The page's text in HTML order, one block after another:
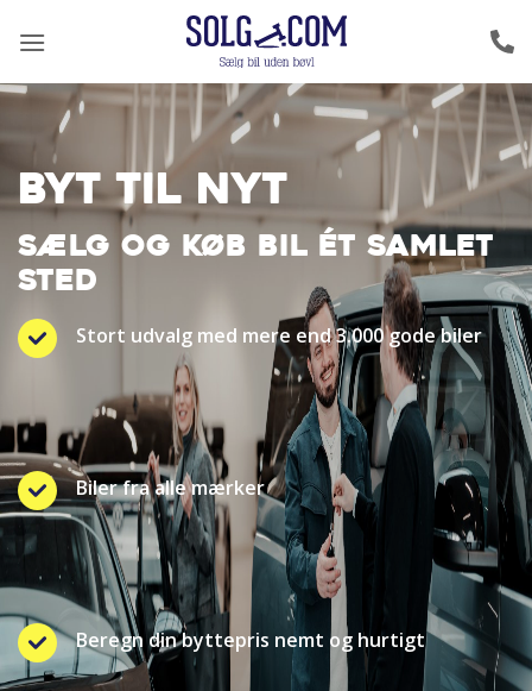
BYT TIL NYT
SÆLG OG KØB BIL ÉT SAMLET
STED
Stort udvalg med mere end 3.000 gode biler
Biler fra alle mærker
Beregn din byttepris nemt og hurtigt